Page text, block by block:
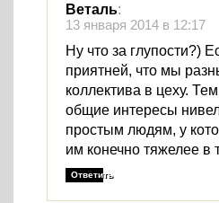
Веталь:
13 января 2014 в 12:17
Ну что за глупости?)
приятней, что мы
коллектива в цеху.
общие интересы
простым людям, у
им конечно тяжелее в
Ответить